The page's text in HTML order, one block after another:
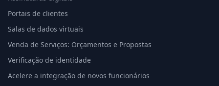
Portais de clientes
Salas de dados virtuais
Venda de Serviços: Orçamentos e Propostas
Verificação de identidade
Acelere a integração de novos funcionários